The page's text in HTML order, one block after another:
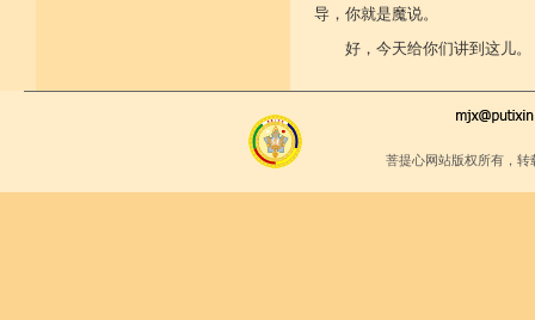
导，你就是魔说。
好，今天给你们讲到这儿。
菩提心网站版权所有，